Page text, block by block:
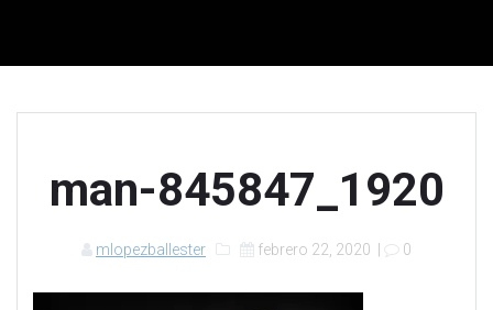
man-845847_1920
mlopezballester febrero 22, 2020 0